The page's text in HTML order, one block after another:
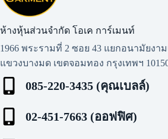
ห้างหุ้นส่วนจำกัด โอเค การ์เมนท์​
1966 พระรามที่ 2 ซอย 43 แยกอนามัยงา
แขวงบางมด เขตจอมทอง กรุงเทพฯ
085-220-3435 (คุณเบลล์)
02-451-7663 (ออฟฟิศ)